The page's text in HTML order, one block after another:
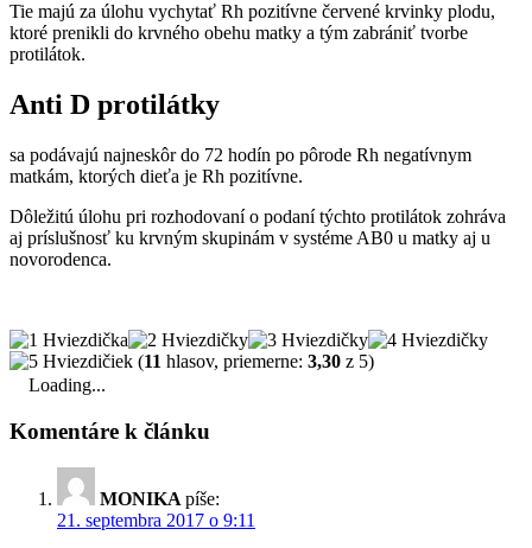
Tie majú za úlohu vychytať Rh pozitívne červené krvinky plodu,
ktoré prenikli do krvného obehu matky a tým zabrániť tvorbe
protilátok.
Anti D protilátky
sa podávajú najneskôr do 72 hodín po pôrode Rh negatívnym
matkám, ktorých dieťa je Rh pozitívne.
Dôležitú úlohu pri rozhodovaní o podaní týchto protilátok zohráva
aj príslušnosť ku krvným skupinám v systéme AB0 u matky aj u
novorodenca.
(11 hlasov, priemerne: 3,30 z 5)
Loading...
Komentáre k článku
MONIKA píše:
21. septembra 2017 o 9:11